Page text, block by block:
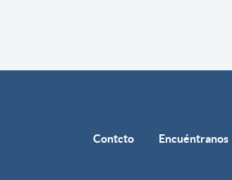
Contcto Encuéntranos